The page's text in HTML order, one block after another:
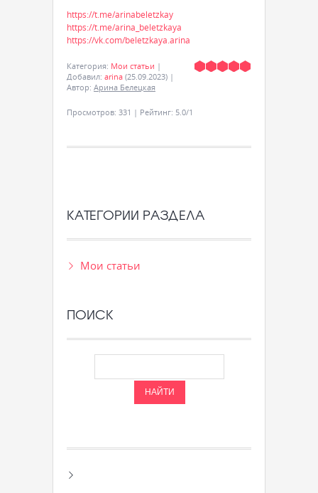
https://t.me/arinabeletzkay
https://t.me/arina_beletzkaya
https://vk.com/beletzkaya.arina
Категория: Мои статьи |
Добавил: arina (25.09.2023) |
Автор: Арина Белецкая
Просмотров: 331 | Рейтинг: 5.0/1
КАТЕГОРИИ РАЗДЕЛА
Мои статьи
ПОИСК